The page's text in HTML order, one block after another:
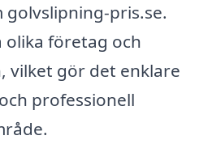
golvslipning-pris.se.
olika företag och
vilket gör det enklare
professionell